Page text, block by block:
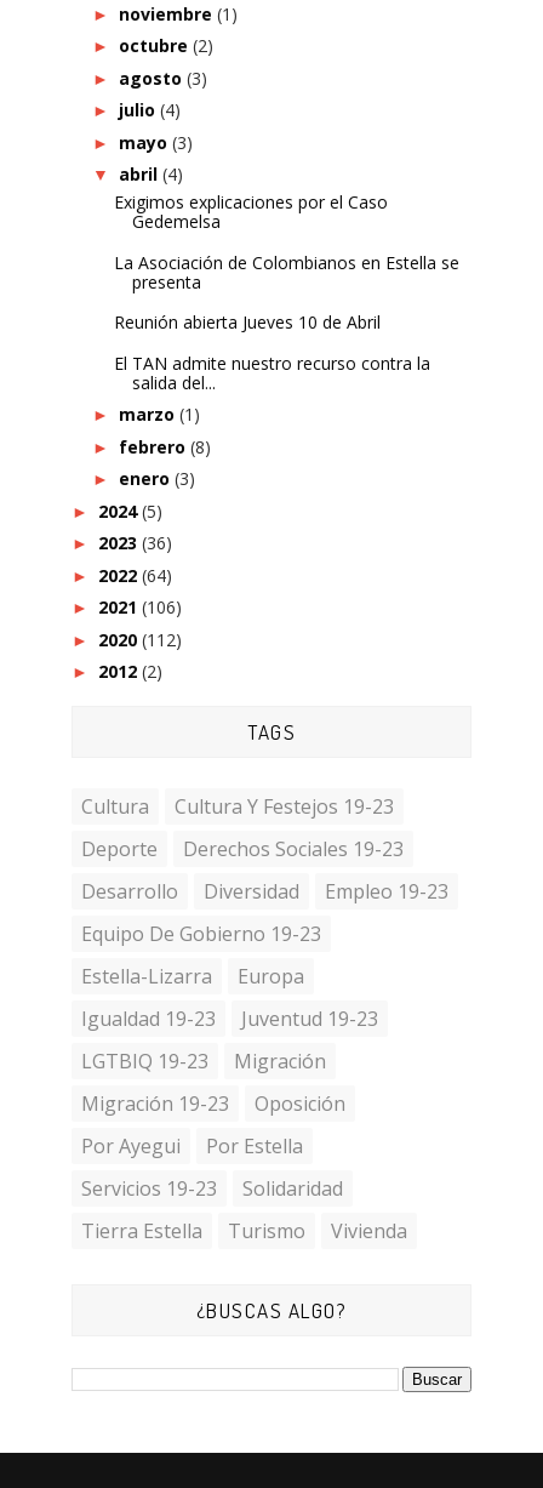
► noviembre (1)
► octubre (2)
► agosto (3)
► julio (4)
► mayo (3)
▼ abril (4)
Exigimos explicaciones por el Caso
Gedemelsa
La Asociación de Colombianos en Estella se
presenta
Reunión abierta Jueves 10 de Abril
El TAN admite nuestro recurso contra la
salida del...
► marzo (1)
► febrero (8)
► enero (3)
► 2024(5)
► 2023 (36)
► 2022 (64)
► 2021 (106)
► 2020 (112)
► 2012 (2)
TAGS
Cultura
Cultura Y Festejos 19-23
Deporte
Derechos Sociales 19-23
Desarrollo
Diversidad
Empleo 19-23
Equipo De Gobierno 19-23
Estella-Lizarra
Europa
Igualdad 19-23
Juventud 19-23
LGTBIQ 19-23
Migración
Migración 19-23
Oposición
Por Ayegui
Por Estella
Servicios 19-23
Solidaridad
Tierra Estella
Turismo Vivienda
¿BUSCAS ALGO?